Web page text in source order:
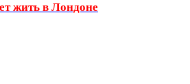
жить в Лондоне